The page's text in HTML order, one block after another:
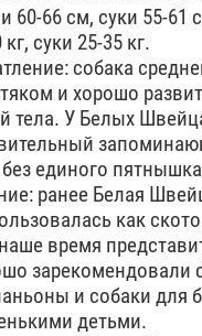
60-66 см, суки 55-61
суки 25-35 кг.
собака
и хорошо
тела. У Белых
единого
ранее Белая
как
время
зарекомендовали
и собаки для
детьми.